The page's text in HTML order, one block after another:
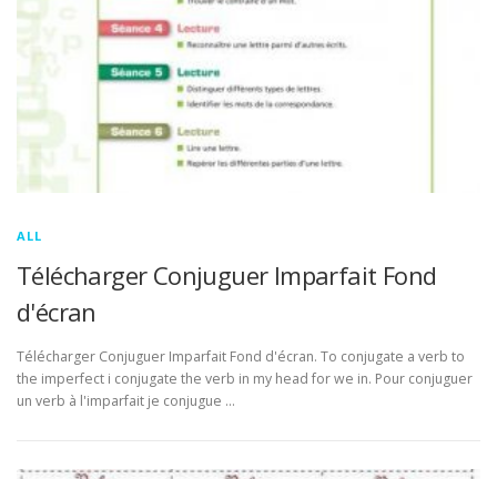
ALL
Télécharger Conjuguer Imparfait Fond
d'écran
Télécharger Conjuguer Imparfait Fond d'écran. To conjugate a verb to
the imperfect i conjugate the verb in my head for we in. Pour conjuguer
un verb à l'imparfait je conjugue …